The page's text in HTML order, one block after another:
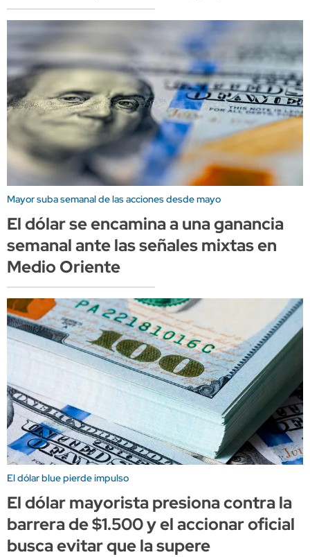
Mayor suba semanal de las acciones desde mayo
El dólar se encamina a una ganancia
semanal ante las señales mixtas en
Medio Oriente
El dólar blue pierde impulso
El dólar mayorista presiona contra la
barrera de $1.500 y el accionar oficial
busca evitar que la supere